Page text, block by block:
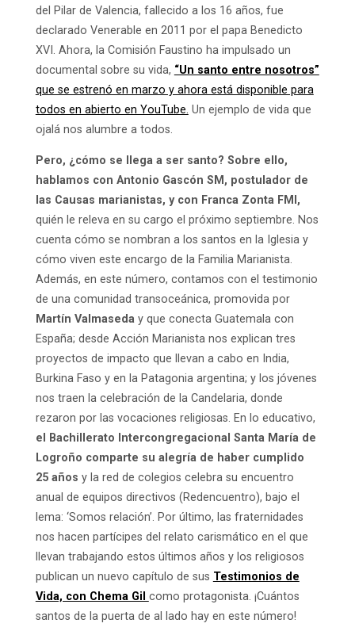
del Pilar de Valencia, fallecido a los 16 años, fue
declarado Venerable en 2011 por el papa Benedicto
XVI. Ahora, la Comisión Faustino ha impulsado un
documental sobre su vida, “Un santo entre nosotros”
que se estrenó en marzo y ahora está disponible para
todos en abierto en YouTube. Un ejemplo de vida que
ojalá nos alumbre a todos.
Pero, ¿cómo se llega a ser santo? Sobre ello,
hablamos con Antonio Gascón SM, postulador de
las Causas marianistas, y con Franca Zonta FMI,
quién le releva en su cargo el próximo septiembre. Nos
cuenta cómo se nombran a los santos en la Iglesia y
cómo viven este encargo de la Familia Marianista.
Además, en este número, contamos con el testimonio
de una comunidad transoceánica, promovida por
Martín Valmaseda y que conecta Guatemala con
España; desde Acción Marianista nos explican tres
proyectos de impacto que llevan a cabo en India,
Burkina Faso y en la Patagonia argentina; y los jóvenes
nos traen la celebración de la Candelaria, donde
rezaron por las vocaciones religiosas. En lo educativo,
el Bachillerato Intercongregacional Santa María de
Logroño comparte su alegría de haber cumplido
25 años y la red de colegios celebra su encuentro
anual de equipos directivos (Redencuentro), bajo el
lema: ‘Somos relación’. Por último, las fraternidades
nos hacen partícipes del relato carismático en el que
llevan trabajando estos últimos años y los religiosos
publican un nuevo capítulo de sus Testimonios de
Vida, con Chema Gil como protagonista. ¡Cuántos
santos de la puerta de al lado hay en este número!